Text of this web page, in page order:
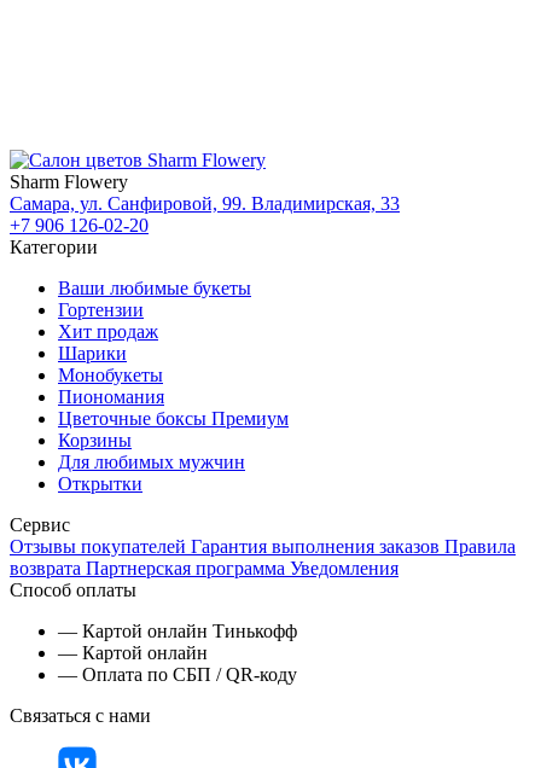
Sharm Flowery
Самара, ул. Санфировой, 99. Владимирская, 33
+7 906 126-02-20
Категории
Ваши любимые букеты
Гортензии
Хит продаж
Шарики
Монобукеты
Пиономания
Цветочные боксы Премиум
Корзины
Для любимых мужчин
Открытки
Сервис
Отзывы покупателей Гарантия выполнения заказов Правила
возврата Партнерская программа Уведомления
Способ оплаты
— Картой онлайн Тинькофф
— Картой онлайн
— Оплата по СБП / QR-коду
Связаться с нами